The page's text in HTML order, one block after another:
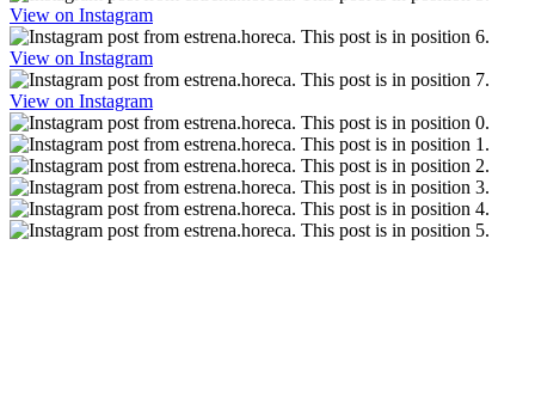
View on Instagram
View on Instagram
View on Instagram